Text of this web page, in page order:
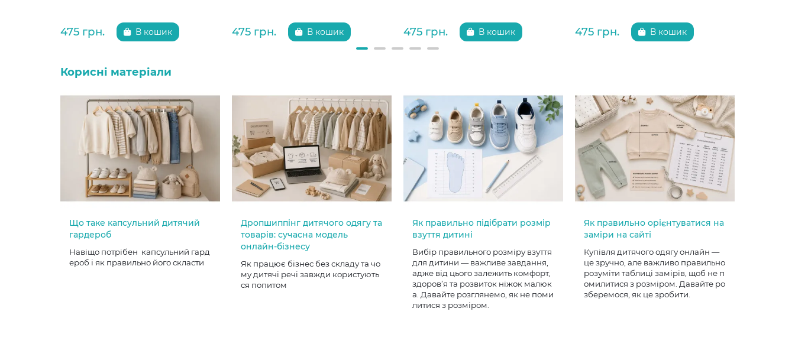
475 грн. В кошик 475 грн. В кошик 475 грн. В кошик 475 грн. В кошик
Корисні матеріали
Що таке капсульний дитячий
гардероб
Навіщо потрібен капсульний гард
ероб і як правильно його скласти
Дропшиппінг дитячого одягу та
товарів: сучасна модель
онлайн-бізнесу
Як працює бізнес без складу та чо
му дитячі речі завжди користують
ся попитом
Як правильно підібрати розмір
взуття дитині
Вибір правильного розміру взуття
для дитини — важливе завдання,
адже від цього залежить комфорт,
здоров’я та розвиток ніжок малюк
а. Давайте розглянемо, як не поми
литися з розміром.
Як правильно орієнтуватися на
заміри на сайті
Купівля дитячого одягу онлайн —
це зручно, але важливо правильно
розуміти таблиці замірів, щоб не п
омилитися з розміром. Давайте ро
зберемося, як це зробити.